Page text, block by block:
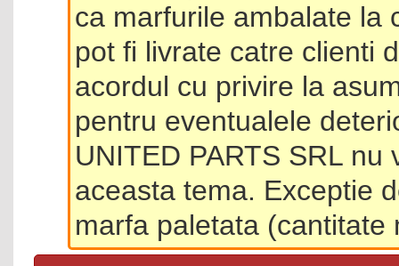
ca marfurile ambalate la
pot fi livrate catre clienti
acordul cu privire la
pentru eventualele
UNITED PARTS SRL
aceasta tema. Exceptie
marfa paletata (cantitate